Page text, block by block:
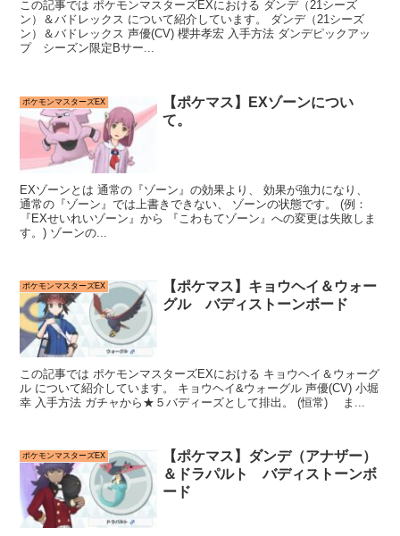
この記事では ポケモンマスターズEXにおける ダンデ（21シーズ
ン）＆バドレックス について紹介しています。 ダンデ（21シーズ
ン）＆バドレックス 声優(CV) 櫻井孝宏 入手方法 ダンデピックアッ
プ シーズン限定Bサー...
ポケモンマスターズEX
【ポケマス】EXゾーンについ
て。
EXゾーンとは 通常の『ゾーン』の効果より、 効果が強力になり、
通常の『ゾーン』では上書きできない、 ゾーンの状態です。 (例：
『EXせいれいゾーン』から 『こわもてゾーン』への変更は失敗しま
す。) ゾーンの...
ポケモンマスターズEX
【ポケマス】キョウヘイ＆ウォー
グル バディストーンボード
この記事では ポケモンマスターズEXにおける キョウヘイ＆ウォーグ
ル について紹介しています。 キョウヘイ&ウォーグル 声優(CV) 小堀
幸 入手方法 ガチャから★５バディーズとして排出。 (恒常) ま...
ポケモンマスターズEX
【ポケマス】ダンデ（アナザー）
＆ドラパルト バディストーンボ
ード